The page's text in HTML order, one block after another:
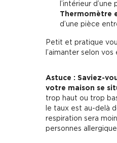
l’intérieur d’une
Thermomètre
d’une pièce
Petit et pratique
l’aimanter selon vos
Astuce : Saviez-
votre maison se
trop haut ou trop
le taux est au-delà
respiration sera
personnes